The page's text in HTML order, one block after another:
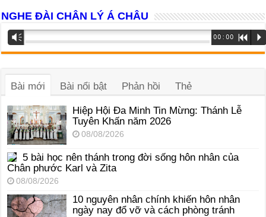
NGHE ĐÀI CHÂN LÝ Á CHÂU
Trình
phát
âm
Vm 00:00 R P
Bài mới Bài nổi bật Phản hồi Thẻ
Hiệp Hội Đa Minh Tin Mừng: Thánh Lễ
Tuyên Khấn năm 2026
08/08/2026
5 bài học nên thánh trong đời sống hôn nhân của
Chân phước Karl và Zita
08/08/2026
10 nguyên nhân chính khiến hôn nhân
ngày nay đổ vỡ và cách phòng tránh